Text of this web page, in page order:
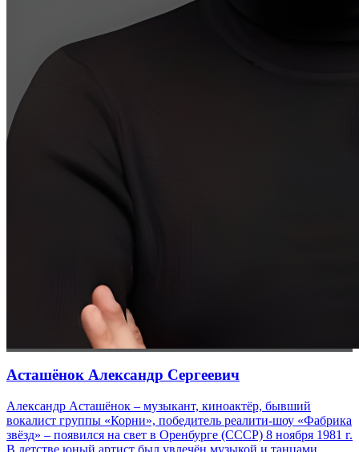
Асташёнок Александр Сергеевич
Александр Асташёнок – музыкант, киноактёр, бывший
вокалист группы «Корни», победитель реалити-шоу «Фабрика
звёзд» – появился на свет в Оренбурге (СССР) 8 ноября 1981 г.
В детстве юный артист был увлечён музыкой и танцами…